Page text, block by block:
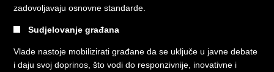
zadovoljavaju osnovne standarde.
Sudjelovanje građana
Vlade nastoje mobilizirati građane da se uključe u javne debate
i daju svoj doprinos, što vodi do responzivnije, inovativne i